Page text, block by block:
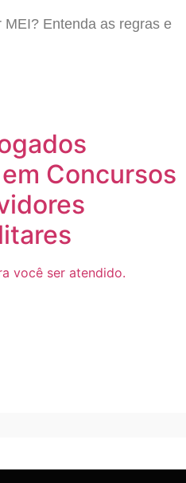
Entenda as regras e
Concursos
você ser atendido.